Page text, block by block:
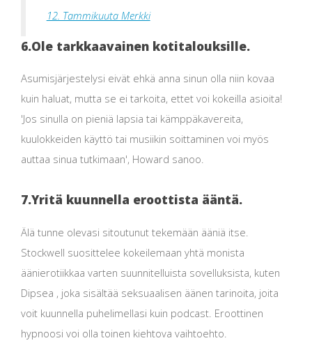
12. Tammikuuta Merkki
6.Ole tarkkaavainen kotitalouksille.
Asumisjärjestelysi eivät ehkä anna sinun olla niin kovaa
kuin haluat, mutta se ei tarkoita, ettet voi kokeilla asioita!
'Jos sinulla on pieniä lapsia tai kämppäkavereita,
kuulokkeiden käyttö tai musiikin soittaminen voi myös
auttaa sinua tutkimaan', Howard sanoo.
7.Yritä kuunnella eroottista ääntä.
Älä tunne olevasi sitoutunut tekemään ääniä itse.
Stockwell suosittelee kokeilemaan yhtä monista
äänierotiikkaa varten suunnitelluista sovelluksista, kuten
Dipsea , joka sisältää seksuaalisen äänen tarinoita, joita
voit kuunnella puhelimellasi kuin podcast. Eroottinen
hypnoosi voi olla toinen kiehtova vaihtoehto.